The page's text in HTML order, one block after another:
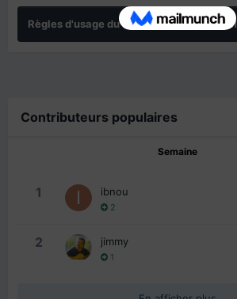
Règles d'usage du forum IMMIGRER.COM
Contributeurs populaires
Semaine
1 ibnou
2
2 jimmy
1